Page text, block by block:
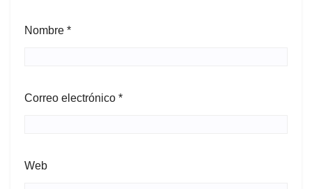
Nombre *
Correo electrónico *
Web